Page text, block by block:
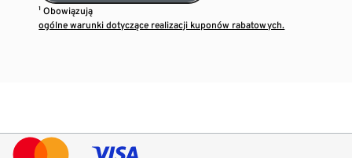
¹ Obowiązują
ogólne warunki dotyczące realizacji kuponów rabatowych.